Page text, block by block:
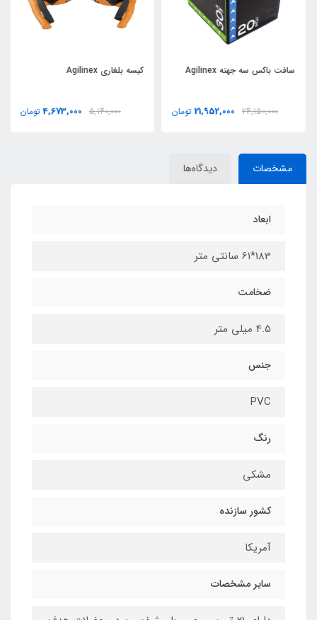
سافت باکس سه جهته Agilinex
24,150,000
21,952,000 تومان
کیسه بلغاری Agilinex
5,140,000
4,673,000 تومان
مشخصات دیدگاه‌ها
ابعاد
183*61 سانتی متر
ضخامت
4.5 میلی متر
جنس
PVC
رنگ
مشکی
کشور سازنده
آمریکا
سایر مشخصات